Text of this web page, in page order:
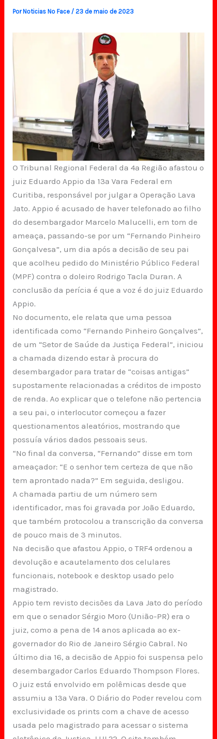
PorNoticias No Face /23 de maio de 2023
O Tribunal Regional Federal da 4ª Região afastou o
juiz Eduardo Appio da 13ª Vara Federal em
Curitiba, responsável por julgar a Operação Lava
Jato. Appio é acusado de haver telefonado ao filho
do desembargador Marcelo Malucelli, em tom de
ameaça, passando-se por um “Fernando Pinheiro
Gonçalvesa”, um dia após a decisão de seu pai
que acolheu pedido do Ministério Público Federal
(MPF) contra o doleiro Rodrigo Tacla Duran. A
conclusão da perícia é que a voz é do juiz Eduardo
Appio.
No documento, ele relata que uma pessoa
identificada como “Fernando Pinheiro Gonçalves”,
de um “Setor de Saúde da Justiça Federal”, iniciou
a chamada dizendo estar à procura do
desembargador para tratar de “coisas antigas”
supostamente relacionadas a créditos de imposto
de renda. Ao explicar que o telefone não pertencia
a seu pai, o interlocutor começou a fazer
questionamentos aleatórios, mostrando que
possuía vários dados pessoais seus.
“No final da conversa, “Fernando” disse em tom
ameaçador: “E o senhor tem certeza de que não
tem aprontado nada?” Em seguida, desligou.
A chamada partiu de um número sem
identificador, mas foi gravada por João Eduardo,
que também protocolou a transcrição da conversa
de pouco mais de 3 minutos.
Na decisão que afastou Appio, o TRF4 ordenou a
devolução e acautelamento dos celulares
funcionais, notebook e desktop usado pelo
magistrado.
Appio tem revisto decisões da Lava Jato do período
em que o senador Sérgio Moro (União-PR) era o
juiz, como a pena de 14 anos aplicada ao ex-
governador do Rio de Janeiro Sérgio Cabral. No
último dia 16, a decisão de Appio foi suspensa pelo
desembargador Carlos Eduardo Thompson Flores.
O juiz está envolvido em polêmicas desde que
assumiu a 13ª Vara. O Diário do Poder revelou com
exclusividade os prints com a chave de acesso
usada pelo magistrado para acessar o sistema